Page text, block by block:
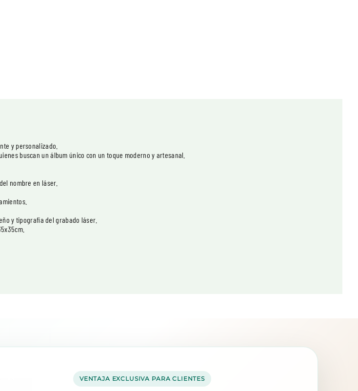
y personalizado.
buscan un álbum único con un toque moderno y artesanal.
nombre en láser.
y tipografía del grabado láser.
VENTAJA EXCLUSIVA PARA CLIENTES